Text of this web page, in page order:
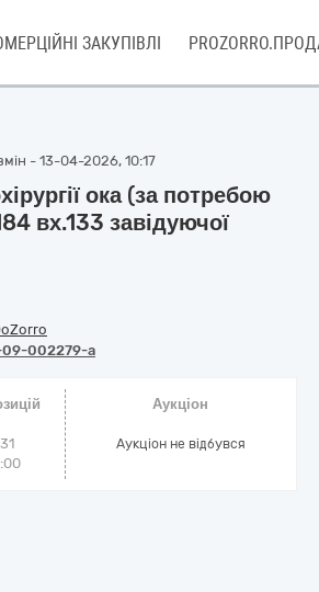
ЗАКУПІВЛІ
- 13-04-2026, 10:17
ока (за потребою
вх.133 завідуючої
002279-a
Аукціон
Аукціон не відбувся